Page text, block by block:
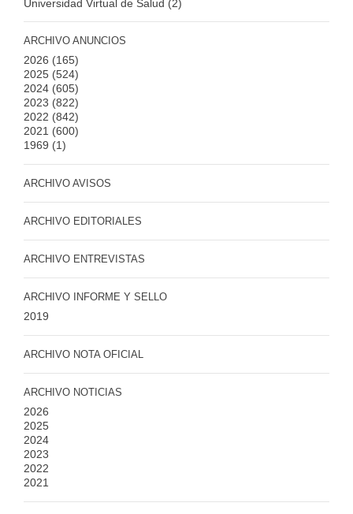
Universidad Virtual de Salud (2)
ARCHIVO ANUNCIOS
2026 (165)
2025 (524)
2024 (605)
2023 (822)
2022 (842)
2021 (600)
1969 (1)
ARCHIVO AVISOS
ARCHIVO EDITORIALES
ARCHIVO ENTREVISTAS
ARCHIVO INFORME Y SELLO
2019
ARCHIVO NOTA OFICIAL
ARCHIVO NOTICIAS
2026
2025
2024
2023
2022
2021